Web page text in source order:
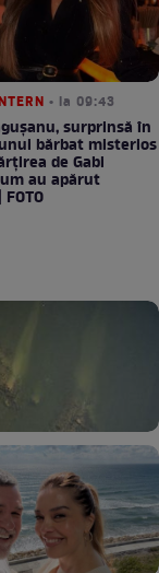
• la 09:43
surprinsă în
bărbat misterios
de Gabi
au apărut